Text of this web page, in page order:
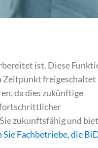
ist. Diese
Zeitpunkt freigeschaltet
da dies zukünftige
fortschrittlicher
zukunftsfähig und
Sie Fachbetriebe, die